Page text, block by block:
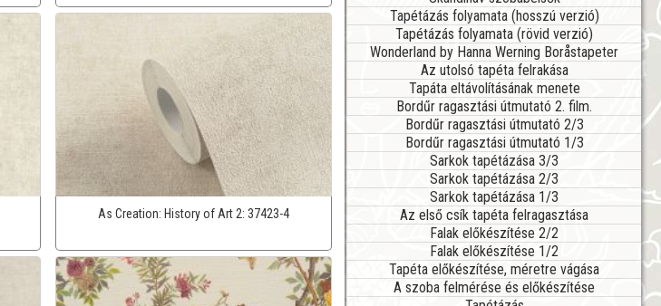
As Creation: History of Art 2:37423-4
Tapétázás folyamata (hosszú verzió)
Tapétázás folyamata (rövid verzió)
Wonderland by Hanna Werning Boråstapeter
Az utolsó tapéta felrakása
Tapáta eltávolításának menete
Bordűr ragasztási útmutató 2. film.
Bordűr ragasztási útmutató 2/3
Bordűr ragasztási útmutató 1/3
Sarkok tapétázása 3/3
Sarkok tapétázása 2/3
Sarkok tapétázása 1/3
Az első csík tapéta felragasztása
Falak előkészítése 2/2
Falak előkészítése 1/2
Tapéta előkészítése, méretre vágása
A szoba felmérése és előkészítése